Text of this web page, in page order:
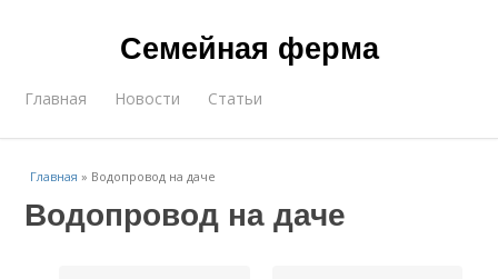
Семейная ферма
Главная Новости Статьи
Главная » Водопровод на даче
Водопровод на даче